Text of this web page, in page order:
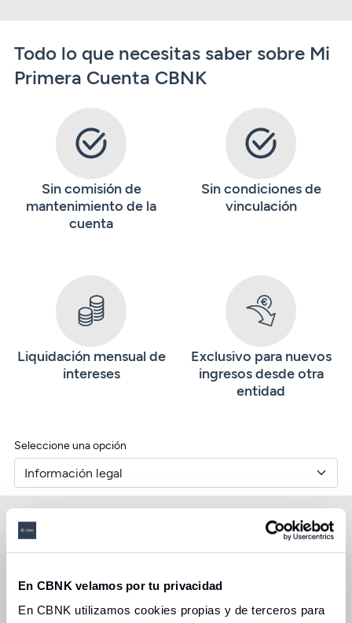
En CBNK velamos por tu privacidad
En CBNK utilizamos cookies propias y de terceros para
Todo lo que necesitas saber sobre Mi
Primera Cuenta CBNK
Sin comisión de
mantenimiento de la
cuenta
Sin condiciones de
vinculación
Liquidación mensual de
intereses
Exclusivo para nuevos
ingresos desde otra
entidad
Seleccione una opción
Oferta vigente hasta el 31 de diciembre de 2026.
(1) Ejemplo representativo:para un importe de 5.000
intereses de 50€ en el supuesto de mantener el importe
en cada pago mensual.